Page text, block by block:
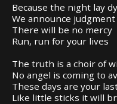
Because the night lay
We announce judgment
There will be no mercy
Run, run for your lives
The truth is a choir of
No angel is coming to
These days are your
Like little sticks it will